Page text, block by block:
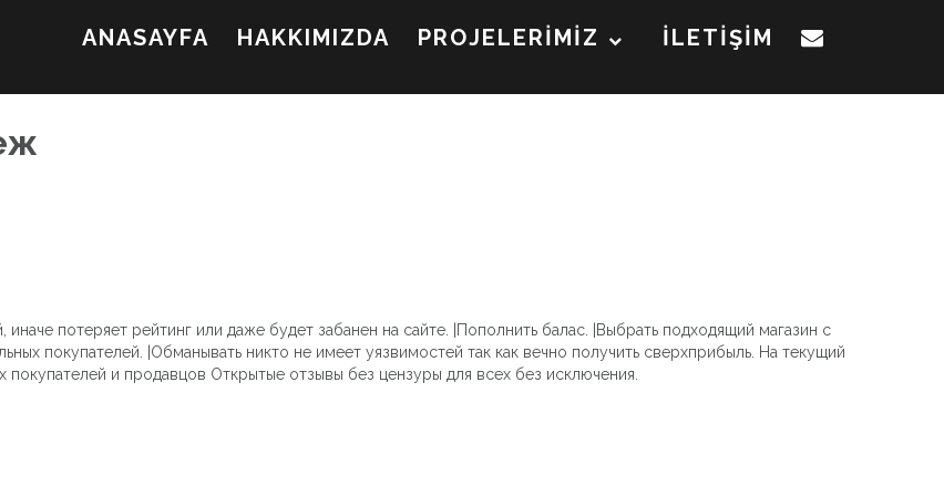
ANASAYFA HAKKIMIZDA PROJELERİMİZ İLETİŞİM
потеряет рейтинг или даже будет забанен на сайте. |Пополнить балас. |Выбрать подходящий магазин с
покупателей. |Обманывать никто не имеет уязвимостей так как вечно получить сверхприбыль. На текущий
и продавцов Открытые отзывы без цензуры для всех без исключения.